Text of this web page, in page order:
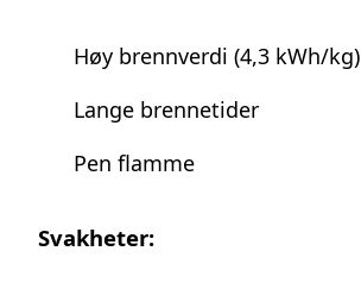
Høy brennverdi (4,3 kWh/kg)
Lange brennetider
Pen flamme
Svakheter: